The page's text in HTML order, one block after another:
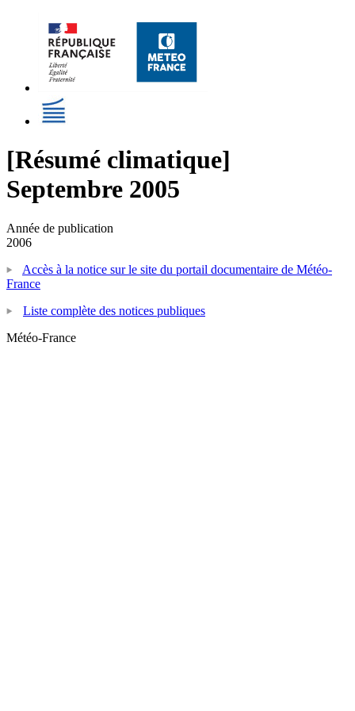
[Résumé climatique]
Septembre 2005
Année de publication
2006
Accès à la notice sur le site du portail documentaire de Météo-
France
Liste complète des notices publiques
Météo-France